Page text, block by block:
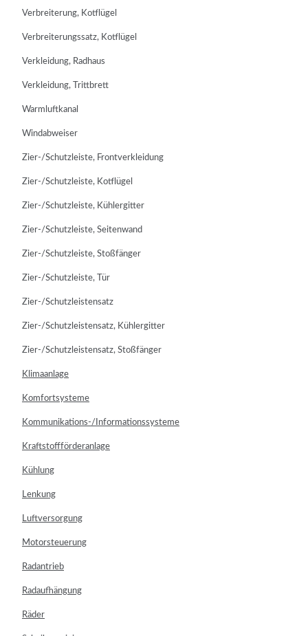
Verbreiterung, Kotflügel
Verbreiterungssatz, Kotflügel
Verkleidung, Radhaus
Verkleidung, Trittbrett
Warmluftkanal
Windabweiser
Zier-/Schutzleiste, Frontverkleidung
Zier-/Schutzleiste, Kotflügel
Zier-/Schutzleiste, Kühlergitter
Zier-/Schutzleiste, Seitenwand
Zier-/Schutzleiste, Stoßfänger
Zier-/Schutzleiste, Tür
Zier-/Schutzleistensatz
Zier-/Schutzleistensatz, Kühlergitter
Zier-/Schutzleistensatz, Stoßfänger
Klimaanlage
Komfortsysteme
Kommunikations-/Informationssysteme
Kraftstoffförderanlage
Kühlung
Lenkung
Luftversorgung
Motorsteuerung
Radantrieb
Radaufhängung
Räder